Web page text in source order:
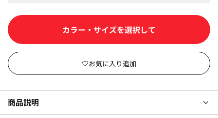
カラー・サイズを選択して
商品説明